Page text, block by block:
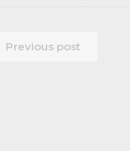
Previous post